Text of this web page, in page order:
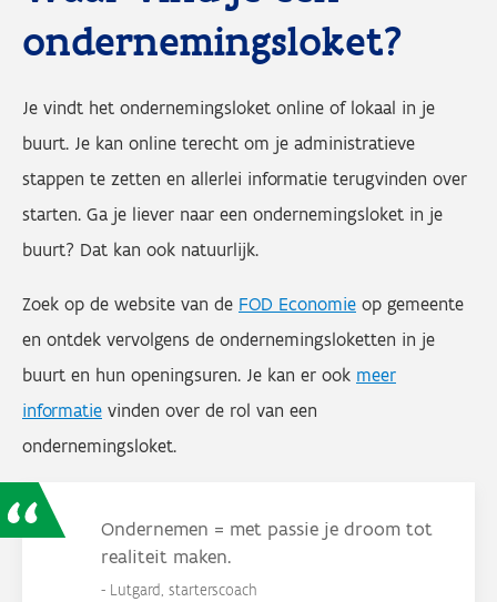
ondernemingsloket?
Je vindt het ondernemingsloket online of lokaal in je
buurt. Je kan online terecht om je administratieve
stappen te zetten en allerlei informatie terugvinden over
starten. Ga je liever naar een ondernemingsloket in je
buurt? Dat kan ook natuurlijk.
Zoek op de website van de FOD Economie op gemeente
en ontdek vervolgens de ondernemingsloketten in je
buurt en hun openingsuren. Je kan er ook meer
informatie vinden over de rol van een
ondernemingsloket.
Ondernemen = met passie je droom tot
realiteit maken.
Lutgard, starterscoach